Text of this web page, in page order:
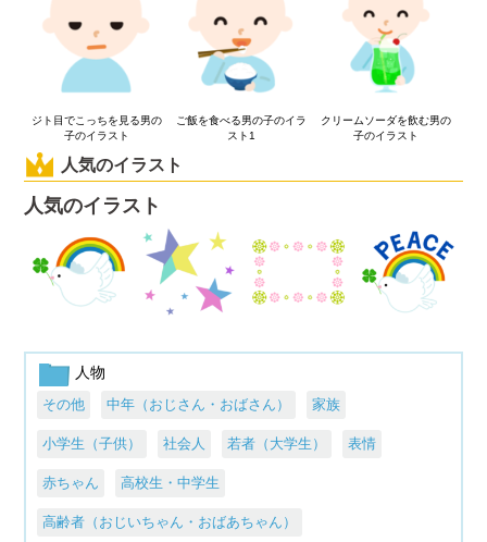
ジト目でこっちを見る男の
子のイラスト
ご飯を食べる男の子のイラ
スト1
クリームソーダを飲む男の
子のイラスト
人気のイラスト
人気のイラスト
人物
その他 中年（おじさん・おばさん） 家族
小学生（子供） 社会人 若者（大学生） 表情
赤ちゃん 高校生・中学生
高齢者（おじいちゃん・おばあちゃん）